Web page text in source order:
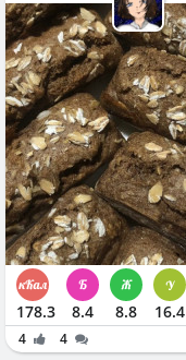
178.3 8.4 8.8 16.4
4 4